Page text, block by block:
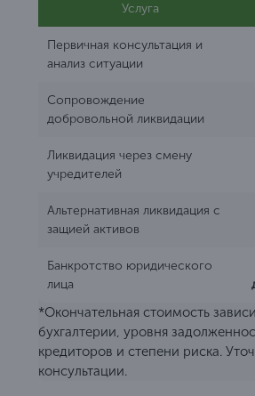
Услуга
Первичная консультация и
анализ ситуации
Сопровождение
добровольной ликвидации
Ликвидация через смену
учредителей
Альтернативная ликвидация с
защией активов
Банкротство юридического
лица
*Окончательная стоимость
бухгалтерии, уровня
кредиторов и степени риска.
консультации.